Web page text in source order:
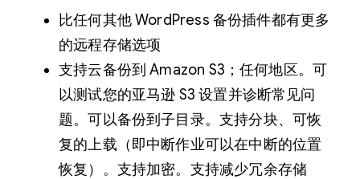
比任何其他 WordPress 备份插件都有更多
的远程存储选项
支持云备份到 Amazon S3；任何地区。可
以测试您的亚马逊 S3 设置并诊断常见问
题。可以备份到子目录。支持分块、可恢
复的上载（即中断作业可以在中断的位置
恢复）。支持加密。支持减少冗余存储